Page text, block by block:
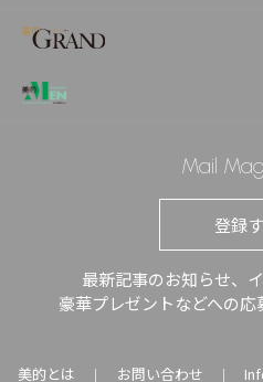
Mail
登録
最新記事のお知らせ、
豪華プレゼントなどへの応
美的とは ｜ お問い合わせ ｜